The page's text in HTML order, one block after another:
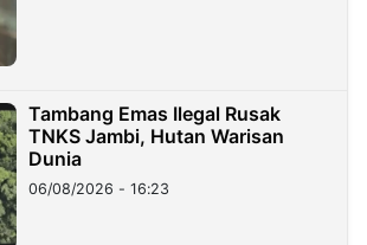
Tambang Emas Ilegal Rusak
TNKS Jambi, Hutan Warisan
Dunia
06/08/2026 - 16:23